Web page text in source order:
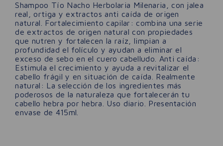
Shampoo Tío Nacho Herbolaria Milenaria, con jalea
real, ortiga y extractos anti caída de origen
natural. Fortalecimiento capilar: combina una serie
de extractos de origen natural con propiedades
que nutren y fortalecen la raíz, limpian a
profundidad el folículo y ayudan a eliminar el
exceso de sebo en el cuero cabelludo. Anti caída:
Estimula el crecimiento y ayuda a revitalizar el
cabello frágil y en situación de caída. Realmente
natural: La selección de los ingredientes más
poderosos de la naturaleza que fortalecerán tu
cabello hebra por hebra. Uso diario. Presentación
envase de 415ml.